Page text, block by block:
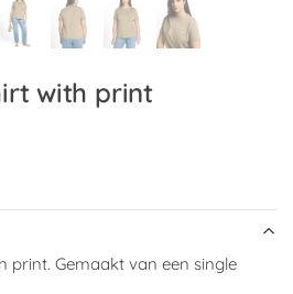
with print
print. Gemaakt van een single